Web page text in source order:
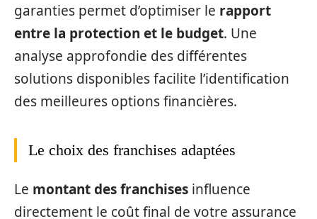
garanties permet d’optimiser le rapport
entre la protection et le budget. Une
analyse approfondie des différentes
solutions disponibles facilite l’identification
des meilleures options financières.
Le choix des franchises adaptées
Le montant des franchises influence
directement le coût final de votre assurance